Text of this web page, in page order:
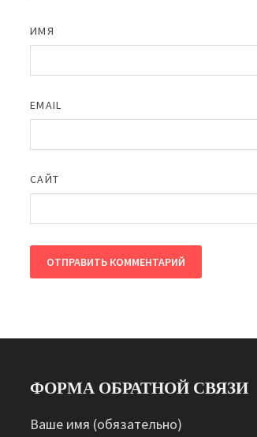
ИМЯ
EMAIL
САЙТ
ФОРМА ОБРАТНОЙ СВЯЗИ
Ваше имя (обязательно)